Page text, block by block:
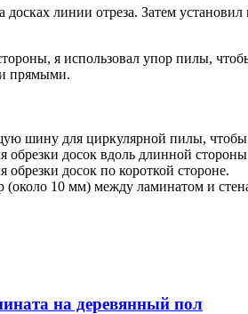
досках линии отреза. Затем
я использовал упор пилы,
прямыми.
шину для циркулярной пилы, чтобы
обрезки досок вдоль длинной
обрезки досок по короткой стороне.
(около 10 мм) между ламинатом и
на деревянный пол